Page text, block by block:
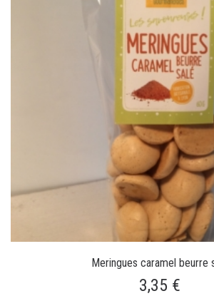
Meringues caramel beurre
3,35 €